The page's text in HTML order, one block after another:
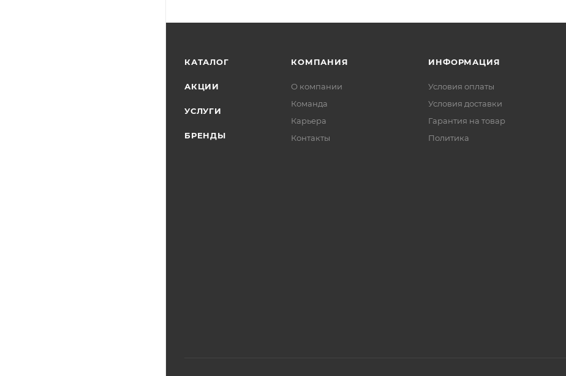
КАТАЛОГ
АКЦИИ
УСЛУГИ
БРЕНДЫ
КОМПАНИЯ
О компании
Команда
Карьера
Контакты
ИНФОРМАЦИЯ
Условия оплаты
Условия доставки
Гарантия на товар
Политика